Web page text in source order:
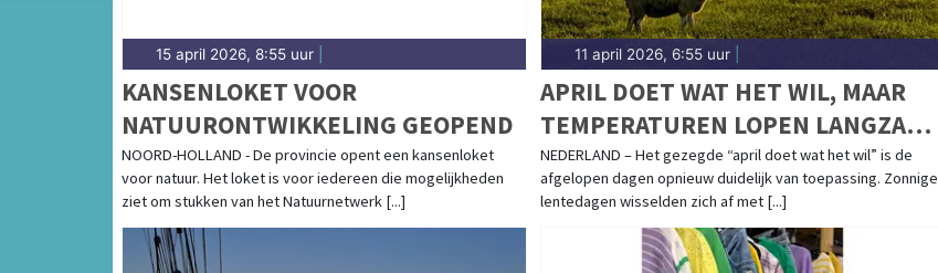
15 april 2026, 8:55 uur
KANSENLOKET VOOR
NATUURONTWIKKELING GEOPEND
NOORD-HOLLAND - De provincie opent een kansenloket
voor natuur. Het loket is voor iedereen die mogelijkheden
ziet om stukken van het Natuurnetwerk [...]
11 april 2026, 6:55 uur|
APRIL DOET WAT HET WIL, MAAR
TEMPERATUREN LOPEN LANGZAAM
OP
NEDERLAND – Het gezegde “april doet wat het wil” is de
afgelopen dagen opnieuw duidelijk van toepassing. Zonnige
lentedagen wisselden zich af met [...]